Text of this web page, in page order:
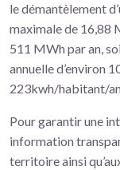
le démantèlement
maximale de 16,88
511 MWh par an,
annuelle d’environ
223kwh/habitant/
Pour garantir une
information
territoire ainsi